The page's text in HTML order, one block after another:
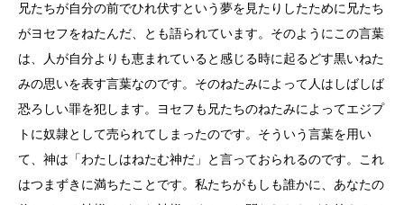
兄たちが自分の前でひれ伏すという夢を見たりしたために兄たち
がヨセフをねたんだ、とも語られています。そのようにこの言葉
は、人が自分よりも恵まれていると感じる時に起るどす黒いねた
みの思いを表す言葉なのです。そのねたみによって人はしばしば
恐ろしい罪を犯します。ヨセフも兄たちのねたみによってエジプ
トに奴隷として売られてしまったのです。そういう言葉を用い
て、神は「わたしはねたむ神だ」と言っておられるのです。これ
はつまずきに満ちたことです。私たちがもしも誰かに、あなたの